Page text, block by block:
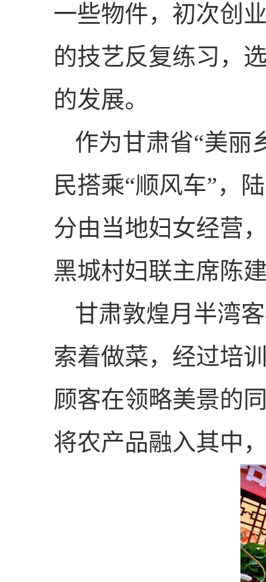
一些物件，初次创
的技艺反复练习，
的发展。
作为甘肃省“美丽
民搭乘“顺风车”，
分由当地妇女经营
黑城村妇联主席陈
甘肃敦煌月半湾
索着做菜，经过培
顾客在领略美景的
将农产品融入其中